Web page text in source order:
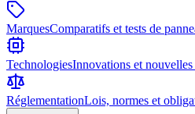
MarquesComparatifs et tests de
TechnologiesInnovations et
RéglementationLois, normes et